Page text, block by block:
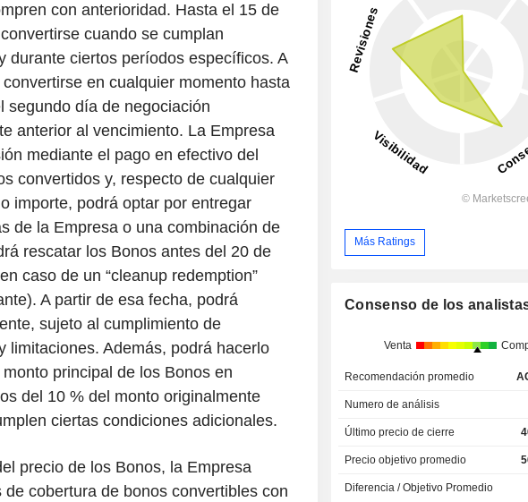
con anterioridad. Hasta el 15 de
cuando se cumplan
durante ciertos períodos específicos. A
en cualquier momento hasta
segundo día de negociación
anterior al vencimiento. La Empresa
mediante el pago en efectivo del
convertidos y, respecto de cualquier
importe, podrá optar por entregar
de la Empresa o una combinación de
rescatar los Bonos antes del 20 de
caso de un “cleanup redemption”
A partir de esa fecha, podrá
sujeto al cumplimiento de
limitaciones. Además, podrá hacerlo
principal de los Bonos en
del 10 % del monto originalmente
ciertas condiciones adicionales.
precio de los Bonos, la Empresa
cobertura de bonos convertibles con
Más Ratings
Consenso de los
Venta
Recomendación promedio
Numero de análisis
Último precio de cierre
Precio objetivo promedio
Diferencia / Objetivo Promedio